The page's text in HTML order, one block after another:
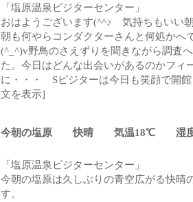
「塩原温泉ビジターセンター」
おはようございます(^^♪ 気持ちもいい
朝も何やらコンダクターさんと何処かへ
(^_^)v野鳥のさえずりを聞きながら調査
た。今日はどんな出会いがあるのかフィ
に・・・ Sビジターは今日も笑顔で開
文を表示]
今朝の塩原 快晴 気温18℃ 湿度
「塩原温泉ビジターセンター」
今朝の塩原は久しぶりの青空広がる快晴
す。